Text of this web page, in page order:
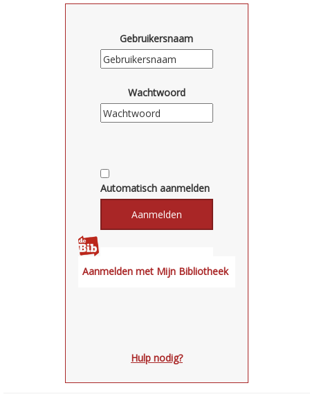
Gebruikersnaam
Wachtwoord
Automatisch aanmelden
Hulp nodig?